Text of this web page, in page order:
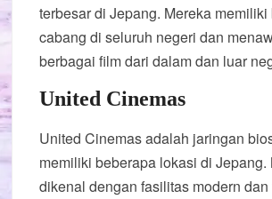
terbesar di Jepang. Mereka
cabang di seluruh negeri dan
berbagai film dari dalam dan luar
United Cinemas
United Cinemas adalah jaringan
memiliki beberapa lokasi di Jepang.
dikenal dengan fasilitas modern